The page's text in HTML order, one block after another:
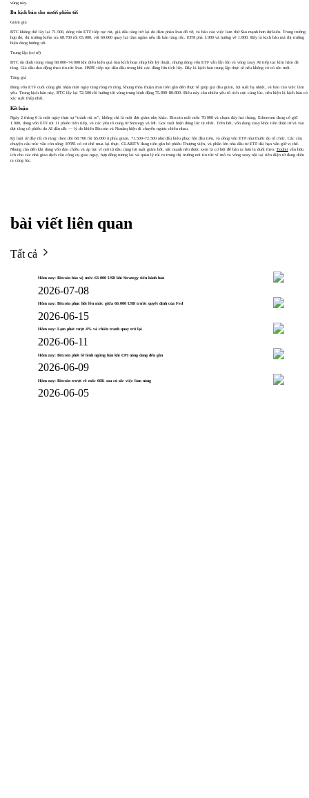
vùng này.
Ba kịch bản cho mười phiên tới
Giảm giá
BTC không thể lấy lại 71.500, dòng vốn ETF tiếp tục rút, giá dầu tăng trở lại do đàm phán Iran đổ vỡ, và báo cáo việc làm thứ Sáu mạnh hơn dự kiến. Trong trường
hợp đó, thị trường kiểm tra 68.700 rồi 65.000, với 60.000 quay lại tầm ngắm nếu đà bán tăng tốc. ETH phá 1.900 và hướng về 1.800. Đây là kịch bản mà thị trường
hiện đang hướng tới.
Trung lập (cơ sở)
BTC ổn định trong vùng 68.000–74.000 khi điều kiện quá bán kích hoạt nhịp hồi kỹ thuật, nhưng dòng vốn ETF vẫn lẫn lộn và vòng xoay AI tiếp tục kìm hãm đà
tăng. Giá dầu dao động theo tin tức Iran. HYPE tiếp tục dẫn đầu trong khi các đồng lớn tích lũy. Đây là kịch bản trung lập thực tế nếu không có cú sốc mới.
Tăng giá
Dòng vốn ETF cuối cùng ghi nhận một ngày tăng ròng rõ ràng, khung thỏa thuận Iran tiến gần đến thực tế giúp giá dầu giảm, lợi suất hạ nhiệt, và báo cáo việc làm
yếu. Trong kịch bản này, BTC lấy lại 72.500 rồi hướng tới vùng trung bình động 75.800–80.800. Điều này cần nhiều yếu tố tích cực cùng lúc, nên hiện là kịch bản có
xác suất thấp nhất.
Kết luận
Ngày 2 tháng 6 là một ngày thực sự “tránh rủi ro”, không chỉ là một đợt giảm nhẹ khác. Bitcoin mất mốc 70.000 và chạm đáy hai tháng, Ethereum đang cố giữ
1.900, dòng vốn ETF rút 11 phiên liên tiếp, và các yếu tố cung từ Strategy và Mt. Gox xuất hiện đúng lúc tệ nhất. Trên hết, vốn đang xoay khỏi tiền điện tử và vào
đợt tăng cổ phiếu do AI dẫn dắt — lý do khiến Bitcoin và Nasdaq hiện di chuyển ngược chiều nhau.
Kỷ luật từ đây rất rõ ràng: theo dõi 68.700 rồi 65.000 ở phía giảm, 71.500–72.500 như dấu hiệu phục hồi đầu tiên, và dòng vốn ETF như thước đo tổ chức. Các câu
chuyện cấu trúc vẫn còn sống: HYPE có cơ chế mua lại thực, CLARITY đang tiến gần bỏ phiếu Thượng viện, và phần lớn nhà đầu tư ETF dài hạn vẫn giữ vị thế.
Nhưng cho đến khi dòng vốn đảo chiều và áp lực vĩ mô từ dầu cùng lợi suất giảm bớt, sức mạnh nên được xem là cơ hội để bán ra hơn là đuổi theo. Toobitvẫn hữu
ích cho các nhà giao dịch cần công cụ giao ngay, hợp đồng tương lai và quản lý rủi ro trong thị trường nơi tin tức vĩ mô và vòng xoay nội tại tiền điện tử đang diễn
ra cùng lúc.
bài viết liên quan
Tất cả
Hôm nay: Bitcoin bảo vệ mức 63.000 USD khi Strategy tiến hành bán
2026-07-08
Hôm nay: Bitcoin phục hồi lên mức giữa 60.000 USD trước quyết định của Fed
2026-06-15
Hôm nay: Lạm phát vượt 4% và chiến tranh quay trở lại
2026-06-11
Hôm nay: Bitcoin phớt lờ lệnh ngừng bắn khi CPI nóng đang đến gần
2026-06-09
Hôm nay: Bitcoin trượt về mốc 60K sau cú sốc việc làm nóng
2026-06-05